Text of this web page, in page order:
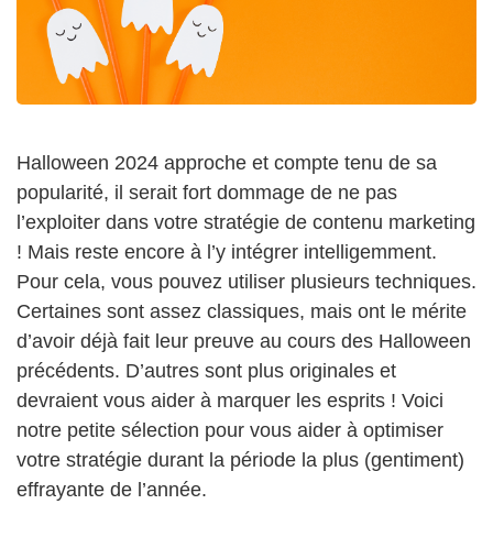
Halloween 2024 approche et compte tenu de sa
popularité, il serait fort dommage de ne pas
l’exploiter dans votre stratégie de contenu marketing
! Mais reste encore à l’y intégrer intelligemment.
Pour cela, vous pouvez utiliser plusieurs techniques.
Certaines sont assez classiques, mais ont le mérite
d’avoir déjà fait leur preuve au cours des Halloween
précédents. D’autres sont plus originales et
devraient vous aider à marquer les esprits ! Voici
notre petite sélection pour vous aider à optimiser
votre stratégie durant la période la plus (gentiment)
effrayante de l’année.